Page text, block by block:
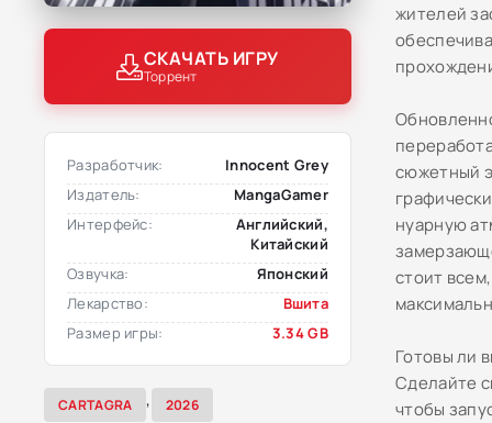
СКАЧАТЬ ИГРУ
Торрент
Разработчик:
Innocent Grey
Издатель:
MangaGamer
Интерфейс:
Английский,
Китайский
Озвучка:
Японский
Лекарство:
Вшита
Размер игры:
3.34 GB
CARTAGRA , 2026
жителей
сюжетный
нуарную
стоит
Готовы ли
Сделайте
чтобы